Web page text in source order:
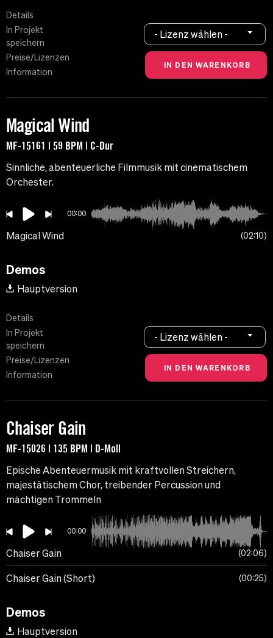
Details
In Projekt
speichern
Preise/Lizenzen
Information
- Lizenz wählen -
Magical Wind
MF-15161 | 59 BPM | C-Dur
Sinnliche, abenteuerliche Filmmusik mit cinematischem
Orchester.
00:00
Magical Wind 02:10
Demos
Hauptversion
Details
In Projekt
speichern
Preise/Lizenzen
Information
- Lizenz wählen -
Chaiser Gain
MF-15026 | 135 BPM | D-Moll
Epische Abenteuermusik mit kraftvollen Streichern,
majestätischem Chor, treibender Percussion und
mächtigen Trommeln
00:00
Chaiser Gain 02:06
Chaiser Gain (Short) 00:25
Demos
Hauptversion